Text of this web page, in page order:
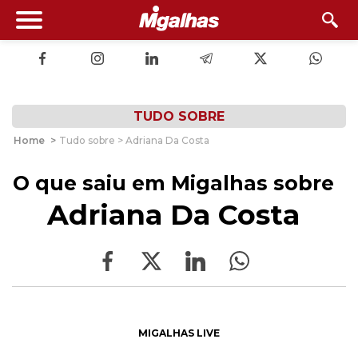
TUDO SOBRE
Home > Tudo sobre > Adriana Da Costa
O que saiu em Migalhas sobre
Adriana Da Costa
MIGALHAS LIVE